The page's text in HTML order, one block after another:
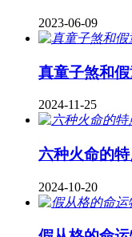
2023-06-09
真童子煞和
2024-11-25
六种火命的
2024-10-20